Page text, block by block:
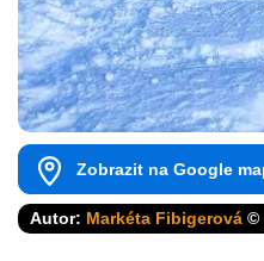
Zobrazit na Google
Autor: Markéta Fibigerová ©